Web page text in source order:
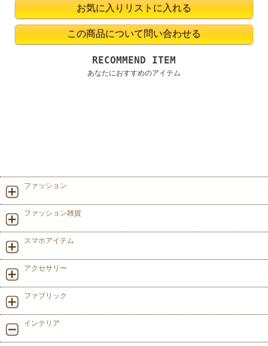
RECOMMEND ITEM
あなたにおすすめのアイテム
ファッション
ファッション雑貨
スマホアイテム
アクセサリー
ファブリック
インテリア